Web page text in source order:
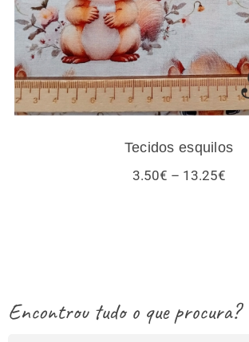
Tecidos esquilos
3.50€ – 13.25€Price
Encontrou tudo o que procura?